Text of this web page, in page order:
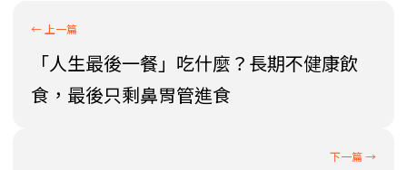
「人生最後一餐」吃什麼？長期不健康飲
食，最後只剩鼻胃管進食